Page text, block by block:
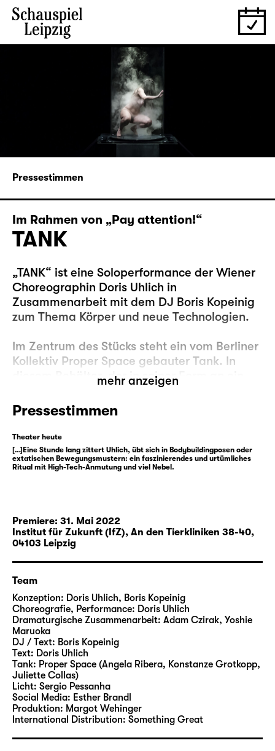
Pressestimmen
Im Rahmen von „Pay attention!“
TANK
„TANK“ ist eine Soloperformance der Wiener
Choreographin Doris Uhlich in
Zusammenarbeit mit dem DJ Boris Kopeinig
zum Thema Körper und neue Technologien.
Im Zentrum des Stücks steht ein vom Berliner
Kollektiv Proper Space gebauter Tank. In
diesem Behälter, der in seiner Form an ein
überdimensioniertes Reagenzglas erinnert,
kann der Körper als Experimentierfeld und als
Gegenstand des Umbaus gezeigt werden.
Das aus der Science-Fiction bekannte Motiv,
das von „Test Tube Girls“ der 1950er Jahre
bis zu Filmen wie „Alien: Resurrection“ immer
gefährlichen Lebensformen. In Doris Uhlichs
Performance avanciert der Tank zu einem
Ort des Studiums und der Erprobung von
Körpertransformationen.
„TANK“ ist eine Performance über
technologische Glücksversprechungen, über
die Zukunft des Körpers, sein Ausgeliefert-
Sein, aber auch seine Widerspenstigkeit. Mit
seinen durchsichtigen Wänden tritt der Tank
wie eine Art Lupe in Erscheinung, in der sich
ein dynamischer und elastischer Raum zur
Reflexion eröffnet. Das Stück hat
cineastischen, bildnerischen Charakter, das
Körpermaterial entwickelt sich aus
mehr anzeigen
Pressestimmen
Theater heute
[…]Eine Stunde lang zittert Uhlich, übt sich in Bodybuildingposen oder
extatischen Bewegungsmustern: ein faszinierendes und urtümliches
Ritual mit High-Tech-Anmutung und viel Nebel.
Premiere: 31. Mai 2022
Institut für Zukunft (IfZ), An den Tierkliniken 38-40,
04103 Leipzig
Team
Konzeption: Doris Uhlich, Boris Kopeinig
Choreografie, Performance: Doris Uhlich
Dramaturgische Zusammenarbeit: Adam Czirak, Yoshie
Maruoka
DJ / Text: Boris Kopeinig
Text: Doris Uhlich
Tank: Proper Space (Angela Ribera, Konstanze Grotkopp,
Juliette Collas)
Licht: Sergio Pessanha
Social Media: Esther Brandl
Produktion: Margot Wehinger
International Distribution: Something Great